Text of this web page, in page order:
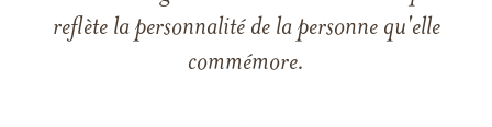
reflète la personnalité de la personne qu'elle
commémore.